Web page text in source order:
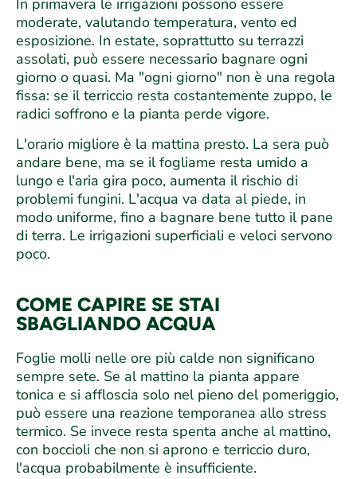
In primavera le irrigazioni possono essere
moderate, valutando temperatura, vento ed
esposizione. In estate, soprattutto su terrazzi
assolati, può essere necessario bagnare ogni
giorno o quasi. Ma "ogni giorno" non è una regola
fissa: se il terriccio resta costantemente zuppo, le
radici soffrono e la pianta perde vigore.
L'orario migliore è la mattina presto. La sera può
andare bene, ma se il fogliame resta umido a
lungo e l'aria gira poco, aumenta il rischio di
problemi fungini. L'acqua va data al piede, in
modo uniforme, fino a bagnare bene tutto il pane
di terra. Le irrigazioni superficiali e veloci servono
poco.
COME CAPIRE SE STAI
SBAGLIANDO ACQUA
Foglie molli nelle ore più calde non significano
sempre sete. Se al mattino la pianta appare
tonica e si affloscia solo nel pieno del pomeriggio,
può essere una reazione temporanea allo stress
termico. Se invece resta spenta anche al mattino,
con boccioli che non si aprono e terriccio duro,
l'acqua probabilmente è insufficiente.